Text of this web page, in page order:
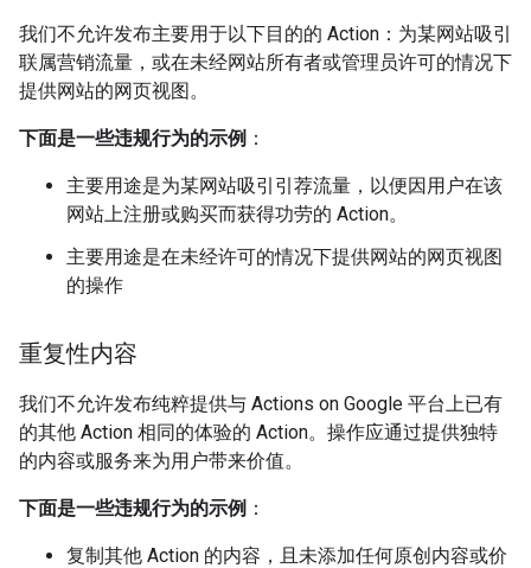
我们不允许发布主要用于以下目的的 Action：为某网站吸引
联属营销流量，或在未经网站所有者或管理员许可的情况下
提供网站的网页视图。
下面是一些违规行为的示例 ：
主要用途是为某网站吸引引荐流量，以便因用户在该
网站上注册或购买而获得功劳的 Action。
主要用途是在未经许可的情况下提供网站的网页视图
的操作
重复性内容
我们不允许发布纯粹提供与 Actions on Google 平台上已有
的其他 Action 相同的体验的 Action。操作应通过提供独特
的内容或服务来为用户带来价值。
下面是一些违规行为的示例 ：
复制其他 Action 的内容，且未添加任何原创内容或价